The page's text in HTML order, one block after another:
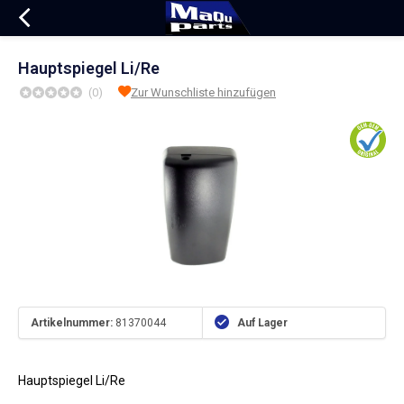
Hauptspiegel Li/Re
(0) Zur Wunschliste hinzufügen
Artikelnummer: 81370044 Auf Lager
Hauptspiegel Li/Re